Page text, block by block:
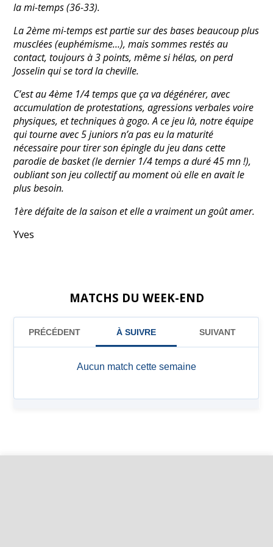
la mi-temps (36-33).
La 2ème mi-temps est partie sur des bases beaucoup plus
musclées (euphémisme…), mais sommes restés au
contact, toujours à 3 points, même si hélas, on perd
Josselin qui se tord la cheville.
C’est au 4ème 1/4 temps que ça va dégénérer, avec
accumulation de protestations, agressions verbales voire
physiques, et techniques à gogo. A ce jeu là, notre équipe
qui tourne avec 5 juniors n’a pas eu la maturité
nécessaire pour tirer son épingle du jeu dans cette
parodie de basket (le dernier 1/4 temps a duré 45 mn !),
oubliant son jeu collectif au moment où elle en avait le
plus besoin.
1ère défaite de la saison et elle a vraiment un goût amer.
Yves
MATCHS DU WEEK-END